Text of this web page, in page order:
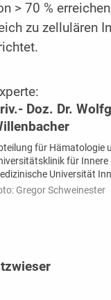
> 70 %
zu zellulären
Doz. Dr.
für Hämatologie
für Innere
Universität
Gregor Schweinester